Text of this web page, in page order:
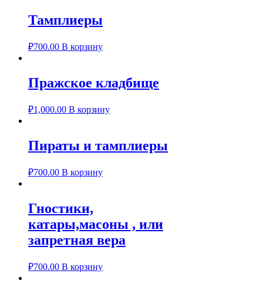
Тамплиеры
₽700.00 В корзину
Пражское кладбище
₽1,000.00 В корзину
Пираты и тамплиеры
₽700.00 В корзину
Гностики,
катары,масоны , или
запретная вера
₽700.00 В корзину